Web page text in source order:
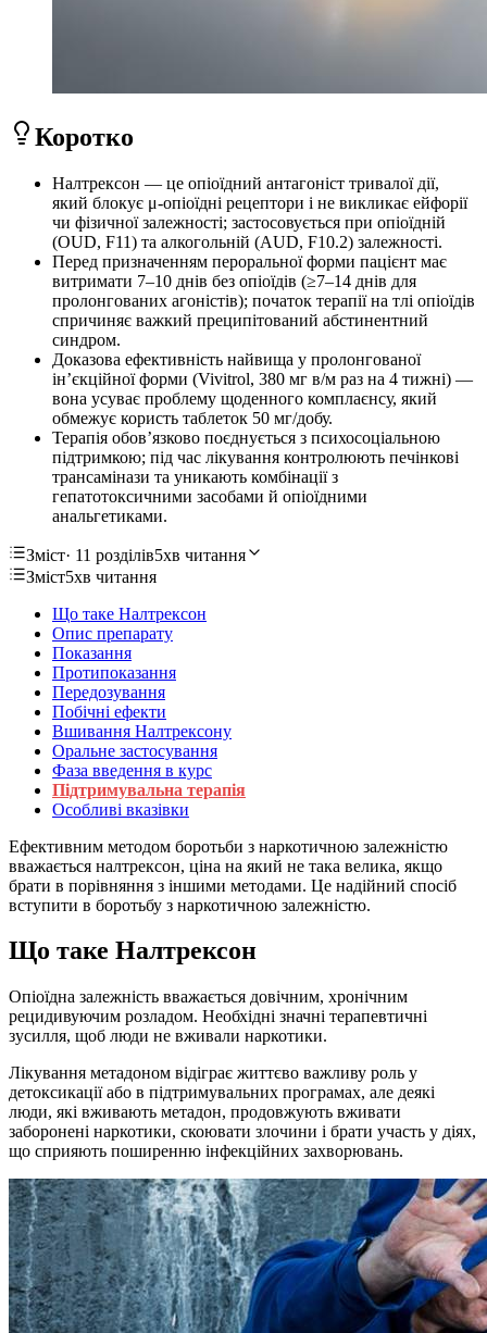
Коротко
Налтрексон — це опіоїдний антагоніст тривалої дії,
який блокує μ-опіоїдні рецептори і не викликає ейфорії
чи фізичної залежності; застосовується при опіоїдній
(OUD, F11) та алкогольній (AUD, F10.2) залежності.
Перед призначенням пероральної форми пацієнт має
витримати 7–10 днів без опіоїдів (≥7–14 днів для
пролонгованих агоністів); початок терапії на тлі опіоїдів
спричиняє важкий преципітований абстинентний
синдром.
Доказова ефективність найвища у пролонгованої
ін’єкційної форми (Vivitrol, 380 мг в/м раз на 4 тижні) —
вона усуває проблему щоденного комплаєнсу, який
обмежує користь таблеток 50 мг/добу.
Терапія обов’язково поєднується з психосоціальною
підтримкою; під час лікування контролюють печінкові
трансамінази та уникають комбінації з
гепатотоксичними засобами й опіоїдними
анальгетиками.
Зміст· 11 розділів5хв читання
Зміст5хв читання
Що таке Налтрексон
Опис препарату
Показання
Протипоказання
Передозування
Побічні ефекти
Вшивання Налтрексону
Оральне застосування
Фаза введення в курс
Підтримувальна терапія
Особливі вказівки
Ефективним методом боротьби з наркотичною залежністю
вважається налтрексон, ціна на який не така велика, якщо
брати в порівняння з іншими методами. Це надійний спосіб
вступити в боротьбу з наркотичною залежністю.
Що таке Налтрексон
Опіоїдна залежність вважається довічним, хронічним
рецидивуючим розладом. Необхідні значні терапевтичні
зусилля, щоб люди не вживали наркотики.
Лікування метадоном відіграє життєво важливу роль у
детоксикації або в підтримувальних програмах, але деякі
люди, які вживають метадон, продовжують вживати
заборонені наркотики, скоювати злочини і брати участь у діях,
що сприяють поширенню інфекційних захворювань.